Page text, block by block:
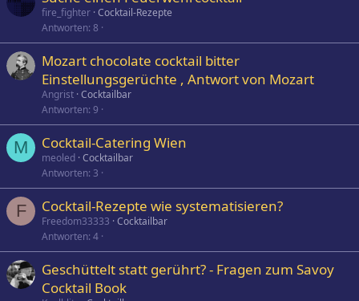
fire_fighter Cocktail-Rezepte
Antworten 8
Mozart chocolate cocktail bitter
Einstellungsgerüchte , Antwort von Mozart
Angrist Cocktailbar
Antworten 9
M Cocktail-Catering Wien
meoled Cocktailbar
Antworten 3
F Cocktail-Rezepte wie systematisieren?
Freedom33333 Cocktailbar
Antworten 4
Geschüttelt statt gerührt? - Fragen zum Savoy
Cocktail Book